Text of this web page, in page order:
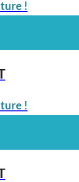
!
!